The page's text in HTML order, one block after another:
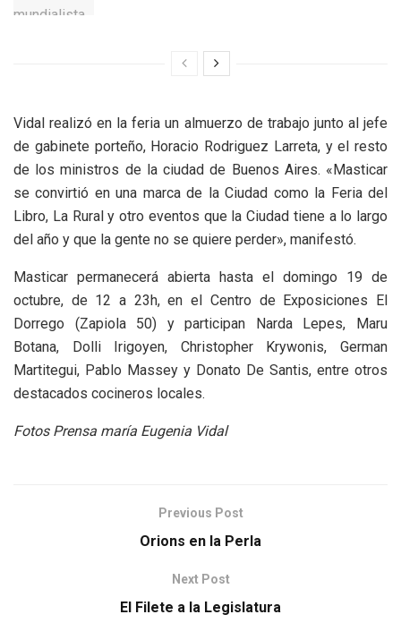
Vidal realizó en la feria un almuerzo de trabajo junto al jefe
de gabinete porteño, Horacio Rodriguez Larreta, y el resto
de los ministros de la ciudad de Buenos Aires. «Masticar
se convirtió en una marca de la Ciudad como la Feria del
Libro, La Rural y otro eventos que la Ciudad tiene a lo largo
del año y que la gente no se quiere perder», manifestó.
Masticar permanecerá abierta hasta el domingo 19 de
octubre, de 12 a 23h, en el Centro de Exposiciones El
Dorrego (Zapiola 50) y participan Narda Lepes, Maru
Botana, Dolli Irigoyen, Christopher Krywonis, German
Martitegui, Pablo Massey y Donato De Santis, entre otros
destacados cocineros locales.
Fotos Prensa maría Eugenia Vidal
Previous Post
Orions en la Perla
Next Post
El Filete a la Legislatura